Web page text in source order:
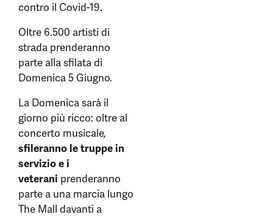
contro il Covid-19.
Oltre 6.500 artisti di
strada prenderanno
parte alla sfilata di
Domenica 5 Giugno.
La Domenica sarà il
giorno più ricco: oltre al
concerto musicale,
sfileranno le truppe in
servizio e i
veterani prenderanno
parte a una marcia lungo
The Mall davanti a